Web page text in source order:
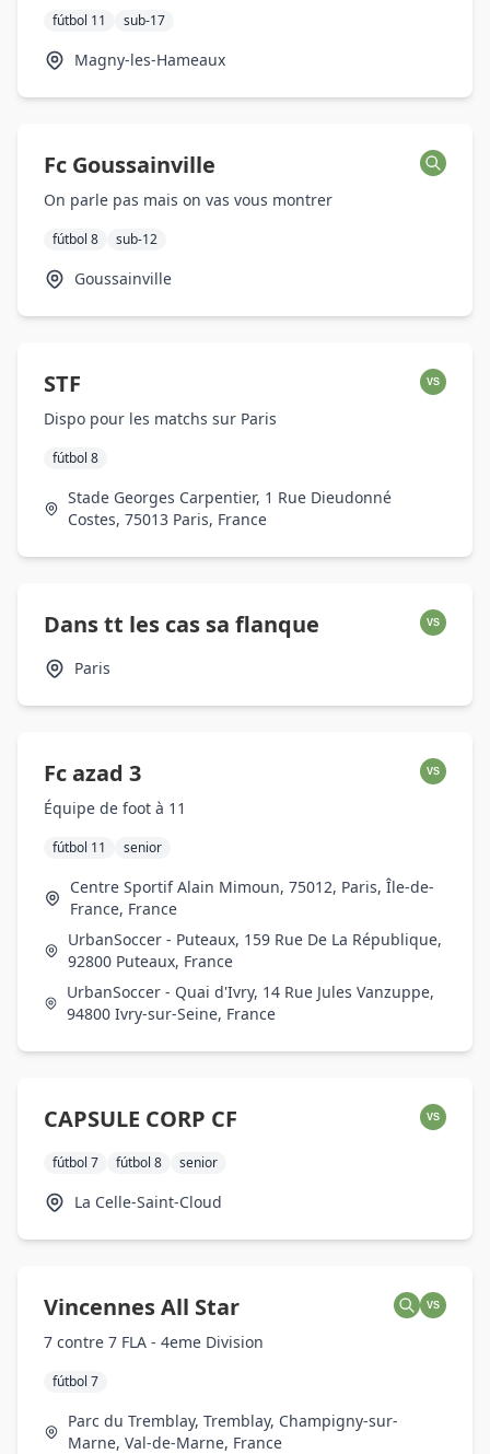
fútbol 11 sub-17
Magny-les-Hameaux
Fc Goussainville
On parle pas mais on vas vous montrer
fútbol 8 sub-12
Goussainville
STF VS
Dispo pour les matchs sur Paris
fútbol 8
Stade Georges Carpentier, 1 Rue Dieudonné
Costes, 75013 Paris, France
Dans tt les cas sa flanque VS
Paris
Fc azad 3 VS
Équipe de foot à 11
fútbol 11 senior
Centre Sportif Alain Mimoun, 75012, Paris, Île-de-
France, France
UrbanSoccer - Puteaux, 159 Rue De La République,
92800 Puteaux, France
UrbanSoccer - Quai d'Ivry, 14 Rue Jules Vanzuppe,
94800 Ivry-sur-Seine, France
CAPSULE CORP CF VS
fútbol 7 fútbol 8 senior
La Celle-Saint-Cloud
Vincennes All Star VS
7 contre 7 FLA - 4eme Division
fútbol 7
Parc du Tremblay, Tremblay, Champigny-sur-
Marne, Val-de-Marne, France